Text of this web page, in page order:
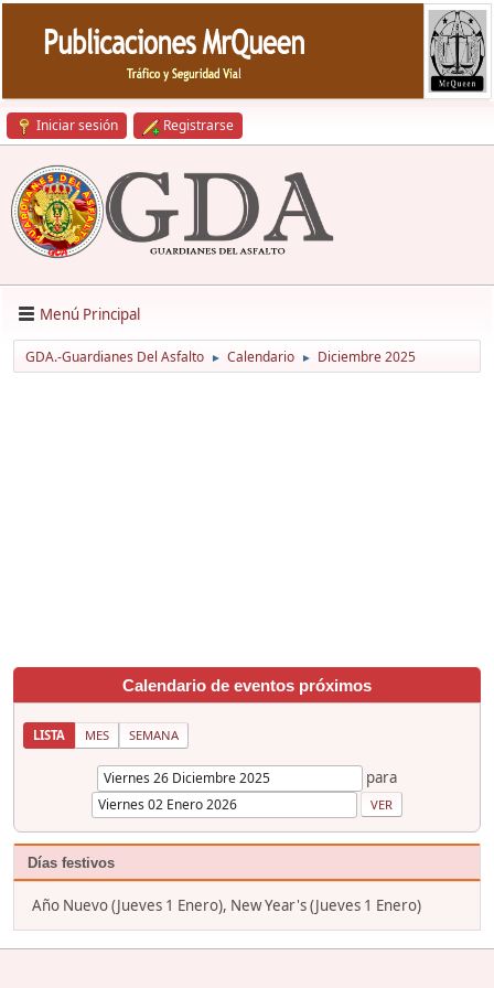
Iniciar sesión Registrarse
Menú Principal
GDA.-Guardianes Del Asfalto ► Calendario ► Diciembre 2025
Calendario de eventos próximos
LISTA MES SEMANA
para
Días festivos
Año Nuevo (Jueves 1 Enero), New Year's (Jueves 1 Enero)